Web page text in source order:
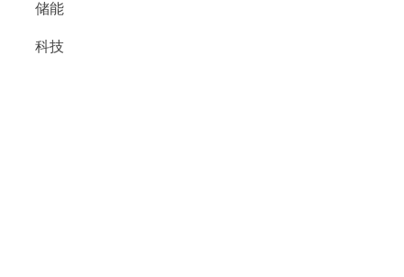
储能
科技